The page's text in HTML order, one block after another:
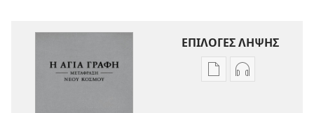
ΕΠΙΛΟΓΕΣ ΛΗΨΗΣ
ΕπιλογέςΕπιλογές